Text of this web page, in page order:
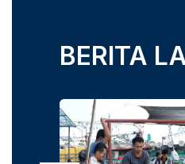
BERITA